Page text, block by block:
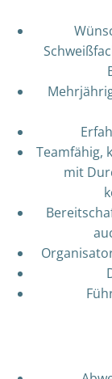
Teamfähig,
mit